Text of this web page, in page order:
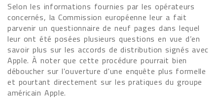
Selon les informations fournies par les opérateurs
concernés, la Commission européenne leur a fait
parvenir un questionnaire de neuf pages dans lequel
leur ont été posées plusieurs questions en vue d’en
savoir plus sur les accords de distribution signés avec
Apple. À noter que cette procédure pourrait bien
déboucher sur l'ouverture d'une enquête plus formelle
et pourtant directement sur les pratiques du groupe
américain Apple.